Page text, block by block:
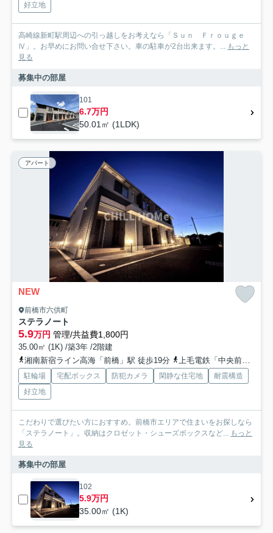
好立地
高崎線新町駅周辺への引っ越しをお考えなら「Ｓｕｎ Ｆｒｏｕｇｅ
Ⅳ」。お早めにお問い合せ下さい。車の駐車が2台出来ます。... もっと
見る
募集中の部屋
101
6.7万円
50.01㎡ (1LDK)
アパート
NEW
前橋市六供町
ステラノート
5.9万円 管理/共益費1,800円
35.00㎡ (1K) /築3年 /2階建
湘南新宿ライン高海「前橋」駅 徒歩19分
上毛電鉄「中央前橋」駅 徒歩32分
駐輪場 宅配ボックス 防犯カメラ 閑静な住宅地
耐震構造
好立地
こだわりで選びたい方におすすめ。前橋市エリアで住まいをお探しなら
「ステラノート」。収納はクロゼット・シューズボックスなど... もっと
見る
募集中の部屋
102
5.9万円
35.00㎡ (1K)